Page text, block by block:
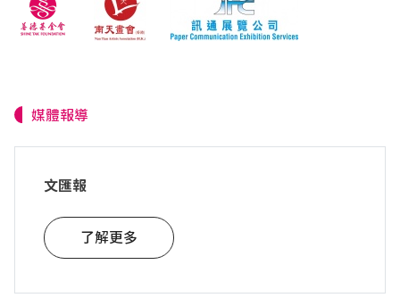
媒體報導
文匯報
了解更多